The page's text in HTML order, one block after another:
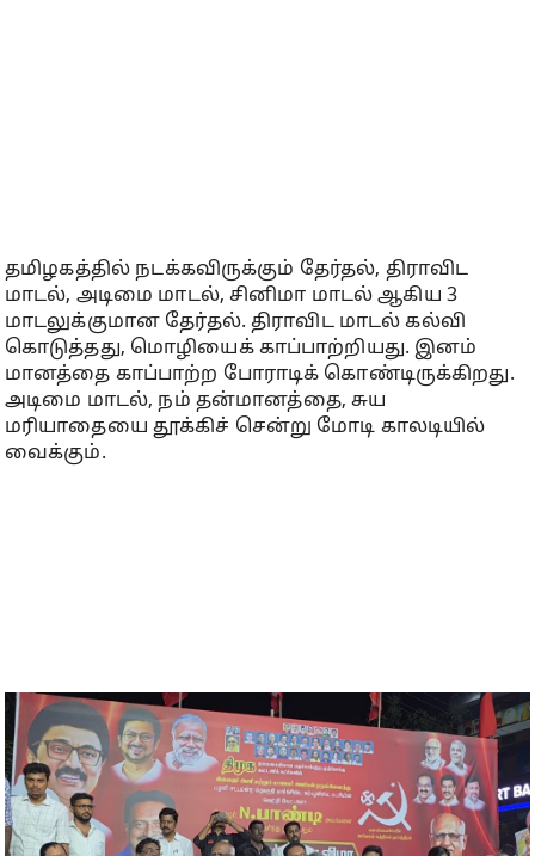
தமிழகத்தில் நடக்கவிருக்கும் தேர்தல், திராவிட
மாடல், அடிமை மாடல், சினிமா மாடல் ஆகிய 3
மாடலுக்குமான தேர்தல். திராவிட மாடல் கல்வி
கொடுத்தது, மொழியைக் காப்பாற்றியது. இனம்
மானத்தை காப்பாற்ற போராடிக் கொண்டிருக்கிறது.
அடிமை மாடல், நம் தன்மானத்தை, சுய
மரியாதையை தூக்கிச் சென்று மோடி காலடியில்
வைக்கும்.